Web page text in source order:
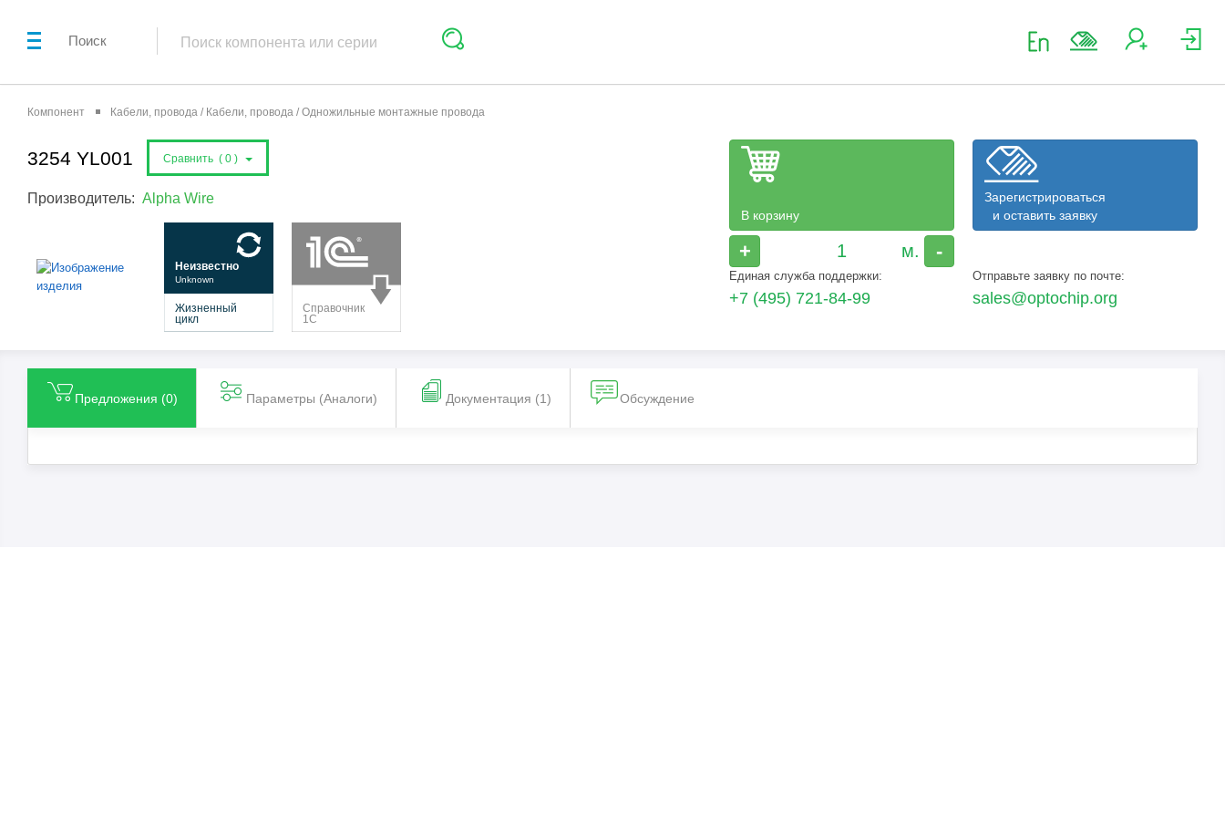
Поиск
Компонент Кабели, провода / Кабели, провода / Одножильные монтажные провода
3254 YL001 Сравнить ( 0 )
Производитель: Alpha Wire
В корзину
+ -
Зарегистрироваться
и оставить заявку
Единая служба поддержки:
+7 (495) 721-84-99
Отправьте заявку по почте:
sales@optochip.org
Предложения (0) Параметры (Aналоги) Документация (1) Обсуждение